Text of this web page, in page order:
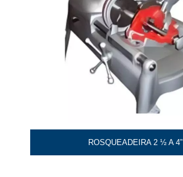
ROSQUEADEIRA 2 ½ A 4”